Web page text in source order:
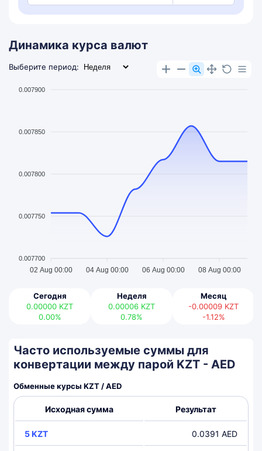
Динамика курса валют
Выберите период:
0.007900
0.007850
0.007800
0.007750
0.007700
02 Aug 00:00 04 Aug 00:00 06 Aug 00:00 08 Aug 00:00
Сегодня
0.00000 KZT
0.00%
Неделя
0.00006 KZT
0.78%
Месяц
-0.00009 KZT
-1.12%
Часто используемые суммы для
конвертации между парой KZT - AED
Обменные курсы KZT / AED
Исходная сумма Результат
5 KZT 0.0391 AED